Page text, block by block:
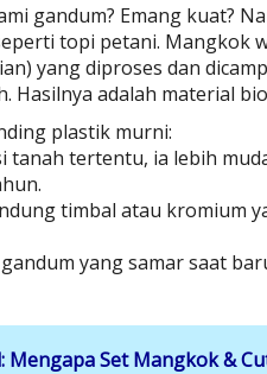
gandum? Emang kuat?
topi petani. Mangkok
yang diproses dan
Hasilnya adalah material
plastik murni:
tanah tertentu, ia lebih
timbal atau kromium
yang samar saat
Mengapa Set Mangkok &